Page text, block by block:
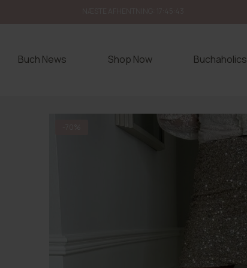
Buch News Shop Now Buchaholics